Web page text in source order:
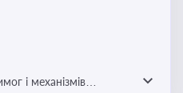
і механізмів